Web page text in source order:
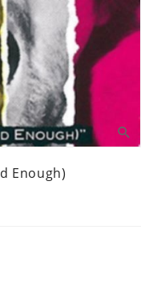
Enough)